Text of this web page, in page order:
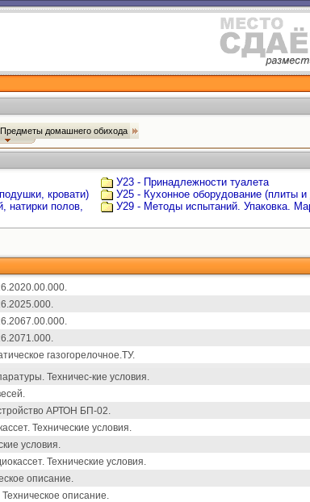
домашнего обихода
кровати)
натирки полов,
У23 - Принадлежности туалета
У25 - Кухонное оборудование (плиты
У29 - Методы испытаний. Упаковка.
газогорелочное.ТУ.
Техничес-кие условия.
АРТОН БП-02.
Технические условия.
условия.
Технические условия.
описание.
описание.